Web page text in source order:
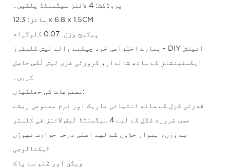
پروڈکٹ: 4 لائنز سیگمنٹڈ پلکیں۔
سائز: 12.3 x 6.8 x 1.5CM
پیکیج وزن: 0.07 کلوگرام
ہمارے اختراعی خود چپکنے والے لیش کلسٹرز - DIY ائیلش
ایکسٹینشنز کے ساتھ شاندار، کرورٹی فری لیش لُکس حاصل
کریں۔
مصنوعات کی جھلکیاں:
قدرتی کرل کے ساتھ انتہائی باریک اور نرم مصنوعی ریشے
حسب ضرورت شکل کے لیے 4 سیگمنٹڈ لیش لائنز فی کلسٹر
بے وزن، ہموار جڑوں کے لیے اعلی درجہ حرارت فیوژن
ٹیکنالوجی
ویگن اور ظلم سے پاک